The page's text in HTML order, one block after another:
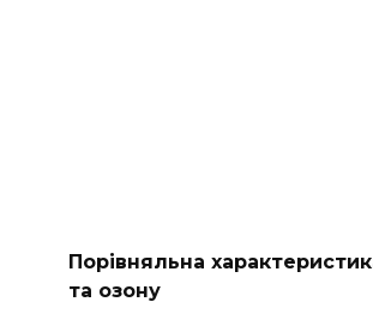
Порівняльна
та озону